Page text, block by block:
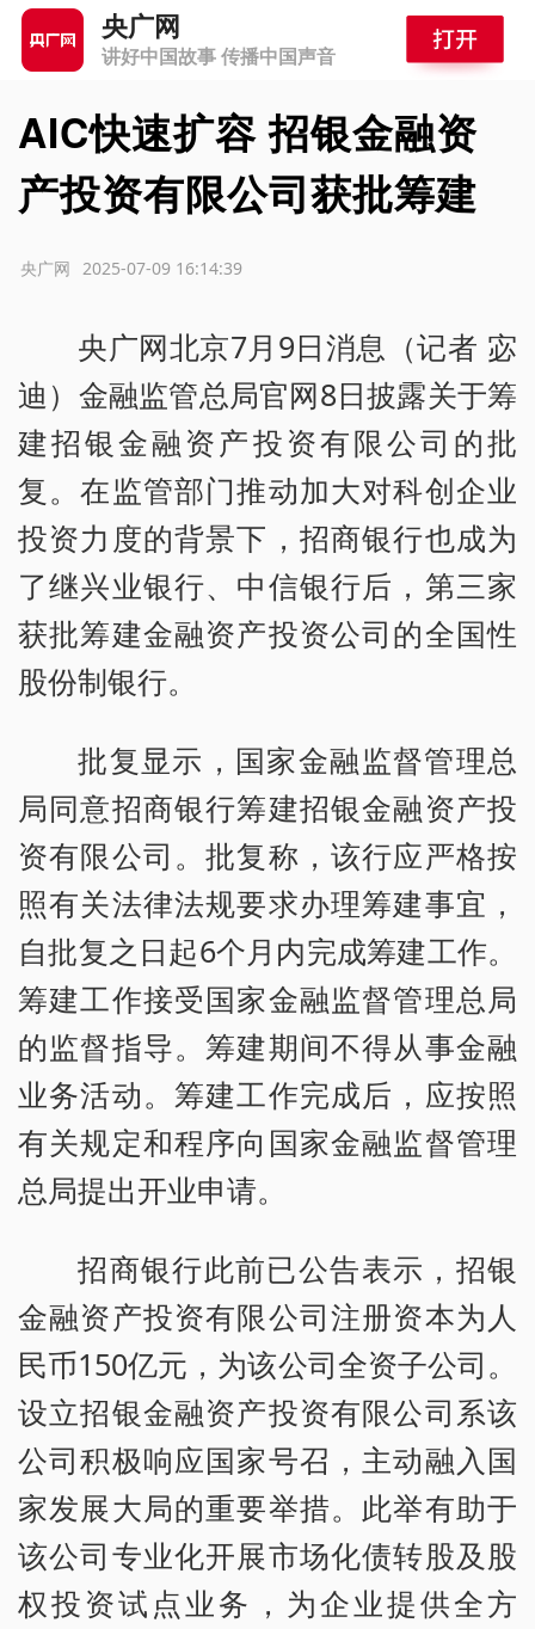
央广网
讲好中国故事 传播中国声音
AIC快速扩容 招银金融资
产投资有限公司获批筹建
2025-07-09 16:14:39
央广网
央广网北京7月9日消息（记者 宓
迪）金融监管总局官网8日披露关于筹
建招银金融资产投资有限公司的批
复。在监管部门推动加大对科创企业
投资力度的背景下，招商银行也成为
了继兴业银行、中信银行后，第三家
获批筹建金融资产投资公司的全国性
股份制银行。
批复显示，国家金融监督管理总
局同意招商银行筹建招银金融资产投
资有限公司。批复称，该行应严格按
照有关法律法规要求办理筹建事宜，
自批复之日起6个月内完成筹建工作。
筹建工作接受国家金融监督管理总局
的监督指导。筹建期间不得从事金融
业务活动。筹建工作完成后，应按照
有关规定和程序向国家金融监督管理
总局提出开业申请。
招商银行此前已公告表示，招银
金融资产投资有限公司注册资本为人
民币150亿元，为该公司全资子公司。
设立招银金融资产投资有限公司系该
公司积极响应国家号召，主动融入国
家发展大局的重要举措。此举有助于
该公司专业化开展市场化债转股及股
权投资试点业务，为企业提供全方